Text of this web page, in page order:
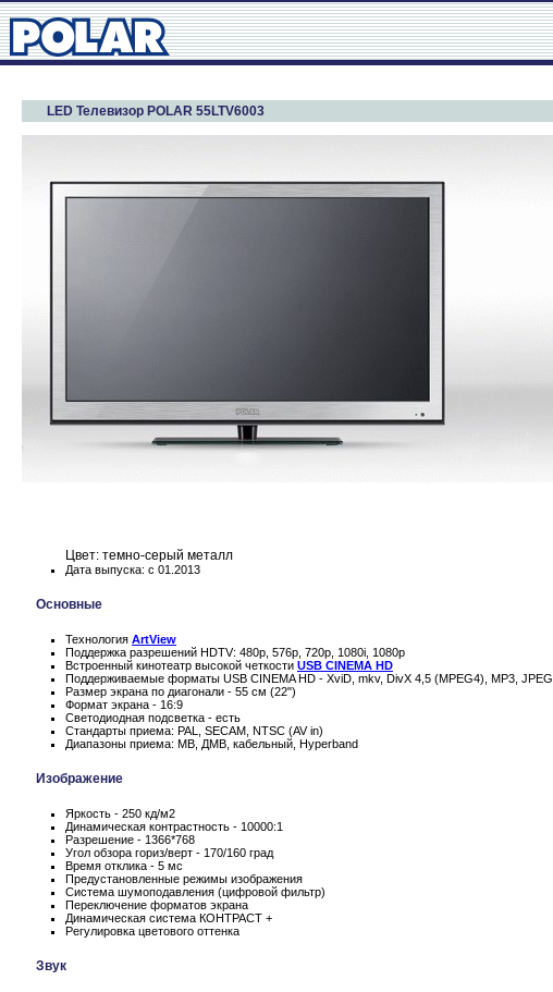
LED Телевизор POLAR 55LTV6003
Цвет: темно-серый металл
Дата выпуска: с 01.2013
Основные
Технология ArtView
Поддержка разрешений HDTV: 480p, 576p, 720p, 1080i, 1080p
Встроенный кинотеатр высокой четкости USB CINEMA HD
Поддерживаемые форматы USB CINEMA HD - XviD, mkv, DivX 4,5 (MPEG4), MP3, JPEG
Размер экрана по диагонали - 55 см (22")
Формат экрана - 16:9
Светодиодная подсветка - есть
Стандарты приема: PAL, SECAM, NTSC (AV in)
Диапазоны приема: МВ, ДМВ, кабельный, Hyperband
Изображение
Яркость - 250 кд/м2
Динамическая контрастность - 10000:1
Разрешение - 1366*768
Угол обзора гориз/верт - 170/160 град
Время отклика - 5 мс
Предустановленные режимы изображения
Система шумоподавления (цифровой фильтр)
Переключение форматов экрана
Динамическая система КОНТРАСТ +
Регулировка цветового оттенка
Звук